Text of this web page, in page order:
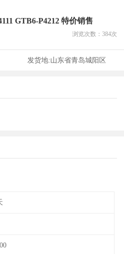
GTB6-P4212 特价销售
浏览次数： 384次
发货地:山东省青岛城阳区